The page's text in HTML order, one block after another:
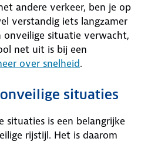
andere verkeer, ben je op
verstandig iets langzamer
onveilige situatie verwacht,
net uit is bij een
over snelheid.
situaties
situaties is een belangrijke
rijstijl. Het is daarom